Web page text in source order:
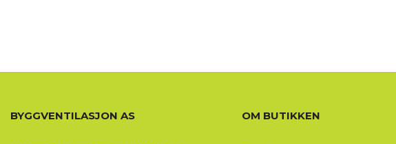
BYGGVENTILASJON AS OM BUTIKKEN